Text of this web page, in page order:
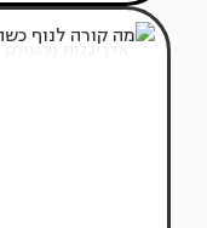
אדריכלות מהעולם